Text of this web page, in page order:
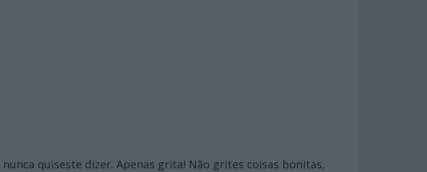
quiseste dizer. Apenas grita! Não grites coisas bonitas,